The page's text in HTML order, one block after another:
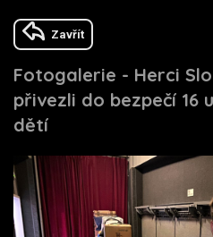
Zavřít
Fotogalerie - Herci
přivezli do bezpečí 16
dětí